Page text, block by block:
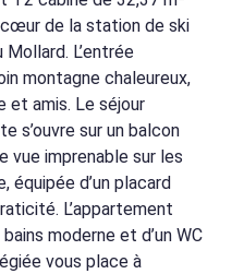
de la station de ski
L’entrée
montagne chaleureux,
et amis. Le séjour
s’ouvre sur un balcon
vue imprenable sur les
équipée d’un placard
L’appartement
moderne et d’un WC
vous place à